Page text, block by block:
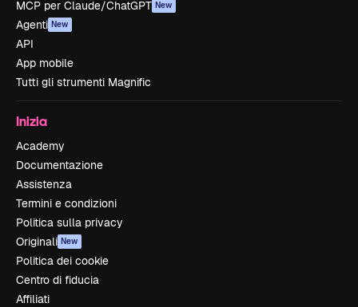
MCP per Claude/ChatGPT New
Agenti New
API
App mobile
Tutti gli strumenti Magnific
Inizia
Academy
Documentazione
Assistenza
Termini e condizioni
Politica sulla privacy
Originali New
Politica dei cookie
Centro di fiducia
Affiliati